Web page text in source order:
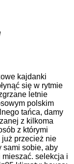
kajdanki
się w rytmie
letnie
polskim
tańca, damy
z kilkoma
z którymi
przecież nie
sami sobie, aby
selekcja i